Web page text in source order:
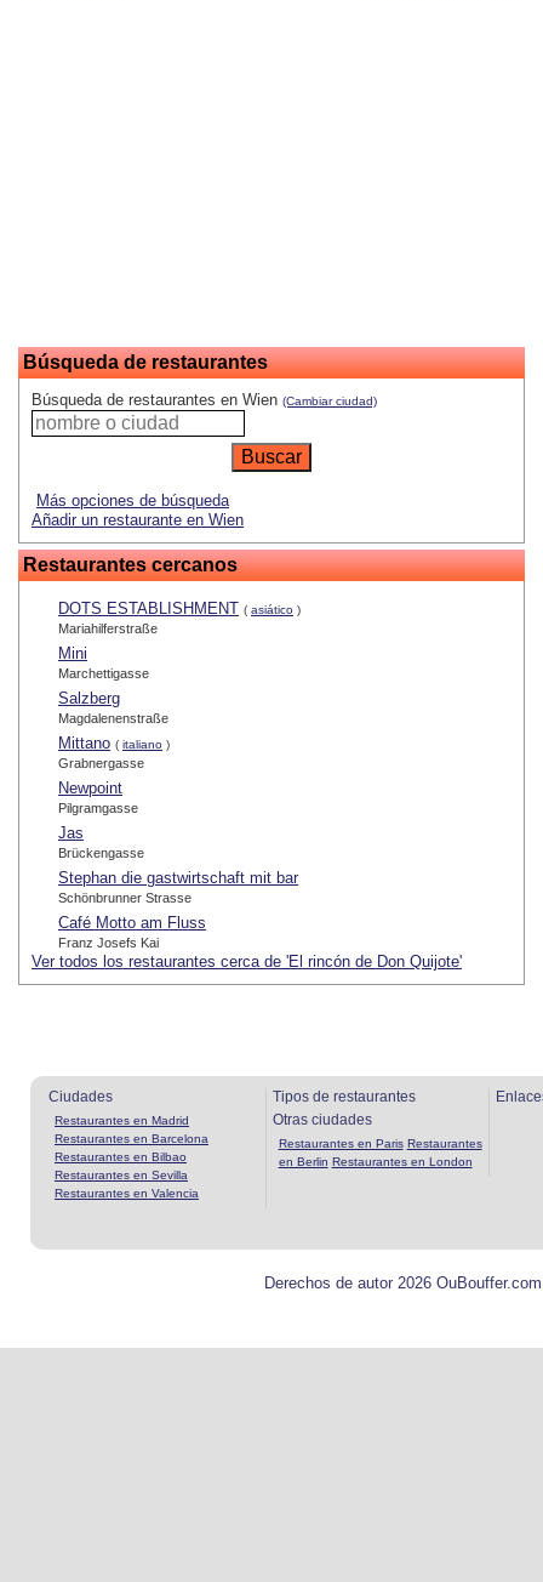
Búsqueda de restaurantes
Búsqueda de restaurantes en Wien (Cambiar ciudad)
Más opciones de búsqueda
Añadir un restaurante en Wien
Restaurantes cercanos
DOTS ESTABLISHMENT ( asiático )
Mariahilferstraße
Mini
Marchettigasse
Salzberg
Magdalenenstraße
Mittano ( italiano )
Grabnergasse
Newpoint
Pilgramgasse
Jas
Brückengasse
Stephan die gastwirtschaft mit bar
Schönbrunner Strasse
Café Motto am Fluss
Franz Josefs Kai
Ver todos los restaurantes cerca de 'El rincón de Don Quijote'
Ciudades
Restaurantes en Madrid
Restaurantes en Barcelona
Restaurantes en Bilbao
Restaurantes en Sevilla
Restaurantes en Valencia
Tipos de restaurantes
Otras ciudades
Restaurantes en Paris Restaurantes
en Berlin Restaurantes en London
Derechos de autor 2026